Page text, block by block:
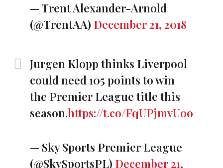
— Trent Alexander-Arnold
(@TrentAA) December 21, 2018
Jurgen Klopp thinks Liverpool
could need 105 points to win
the Premier League title this
season.https://t.co/FqUPjmvUoo
— Sky Sports Premier League
(@SkySportsPL) December 21,